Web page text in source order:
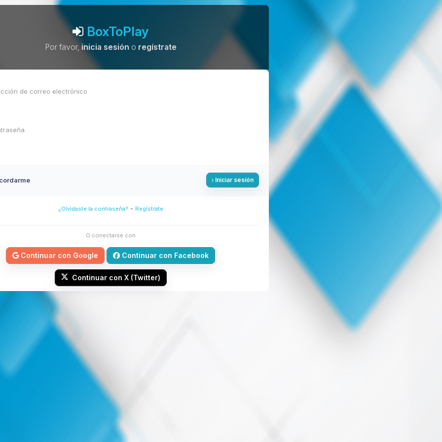
BoxToPlay
Por favor,inicia sesión o regístrate
Iniciar sesión
¿Olvidaste la contraseña? - Regístrate
O conectarse con
Continuar con Google Continuar con Facebook
Continuar con X (Twitter)